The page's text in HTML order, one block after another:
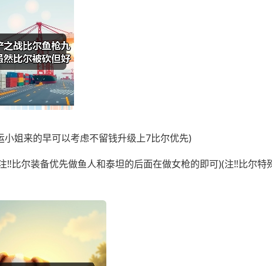
姐来的早可以考虑不留钱升级上7比尔优先)
比尔装备优先做鱼人和泰坦的后面在做女枪的即可)(注‼️比尔特